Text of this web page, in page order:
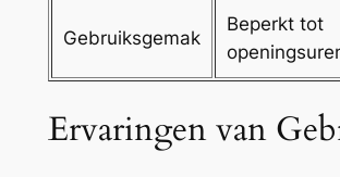
Gebruiksgemak
Beperkt tot
Ervaringen van